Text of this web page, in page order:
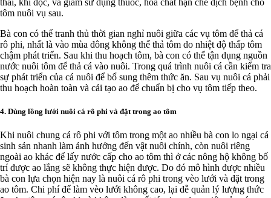
tôm nuôi vụ sau.
Bà con có thể tranh thủ thời gian nghỉ nuôi giữa các vụ tôm để thả cá
rô phi, nhất là vào mùa đông không thể thả tôm do nhiệt độ thấp tôm
chậm phát triển. Sau khi thu hoạch tôm, bà con có thể tận dụng nguồn
nước nuôi tôm để thả cá vào nuôi. Trong quá trình nuôi cá cần kiểm tra
sự phát triển của cá nuôi để bổ sung thêm thức ăn. Sau vụ nuôi cá phải
thu hoạch hoàn toàn và cải tạo ao để chuẩn bị cho vụ tôm tiếp theo.
4. Dùng lồng lưới nuôi cá rô phi và đặt trong ao tôm
Khi nuôi chung cá rô phi với tôm trong một ao nhiều bà con lo ngại cá
sinh sản nhanh làm ảnh hưởng đến vật nuôi chính, còn nuôi riêng
ngoài ao khác để lấy nước cấp cho ao tôm thì ở các nông hộ không bố
trí được ao lắng sẽ không thực hiện được. Do đó mô hình được nhiều
bà con lựa chọn hiện nay là nuôi cá rô phi trong vèo lưới và đặt trong
ao tôm. Chi phí để làm vèo lưới không cao, lại dễ quản lý lượng thức